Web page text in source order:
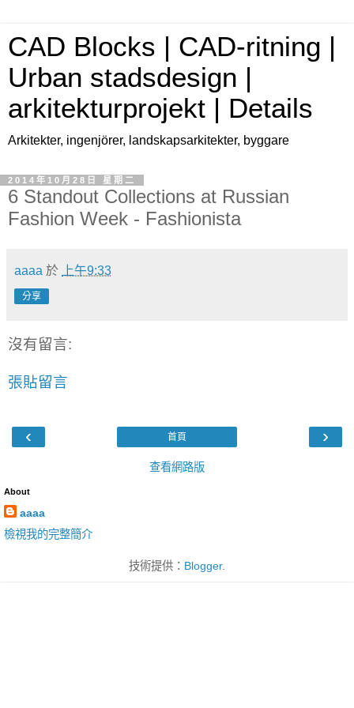
CAD Blocks | CAD-ritning |
Urban stadsdesign |
arkitekturprojekt | Details
Arkitekter, ingenjörer, landskapsarkitekter, byggare
2014年10月28日 星期二
6 Standout Collections at Russian
Fashion Week - Fashionista
aaaa 於 上午9:33
分享
沒有留言:
張貼留言
‹ ›
首頁
查看網路版
About
aaaa
檢視我的完整簡介
技術提供： Blogger.